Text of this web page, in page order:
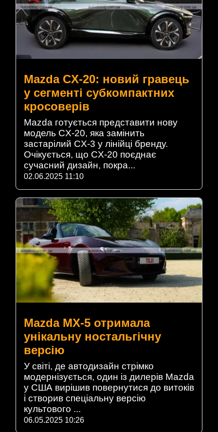
Mazda CX-20: новий гравець
у сегменті субкомпактних
кросоверів
Mazda готується представити нову
модель CX-20, яка замінить
застарілий CX-3 у лінійці бренду.
Очікується, що CX-20 поєднає
сучасний дизайн, покра...
02.06.2025 11:10
Mazda MX-5 отримала
унікальну ностальгічну
версію
У світі, де автодизайн стрімко
модернізується, один із дилерів Mazda
у США вирішив повернутися до витоків
і створив спеціальну версію
культового ...
06.05.2025 10:26